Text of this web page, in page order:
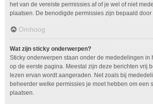
het van de vereiste permissies af of je wel of niet
plaatsen. De benodigde permissies zijn bepaald door
Omhoog
Wat zijn sticky onderwerpen?
Sticky onderwerpen staan onder de mededelingen in
op de eerste pagina. Meestal zijn deze berichten vrij
lezen ervan wordt aangeraden. Net zoals bij
beheerder welke permissies je moet hebben om een
plaatsen.